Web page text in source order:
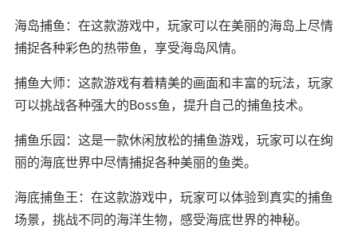
海岛捕鱼：在这款游戏中，玩家可以在美丽的海岛上尽情
捕捉各种彩色的热带鱼，享受海岛风情。
捕鱼大师：这款游戏有着精美的画面和丰富的玩法，玩家
可以挑战各种强大的Boss鱼，提升自己的捕鱼技术。
捕鱼乐园：这是一款休闲放松的捕鱼游戏，玩家可以在绚
丽的海底世界中尽情捕捉各种美丽的鱼类。
海底捕鱼王：在这款游戏中，玩家可以体验到真实的捕鱼
场景，挑战不同的海洋生物，感受海底世界的神秘。